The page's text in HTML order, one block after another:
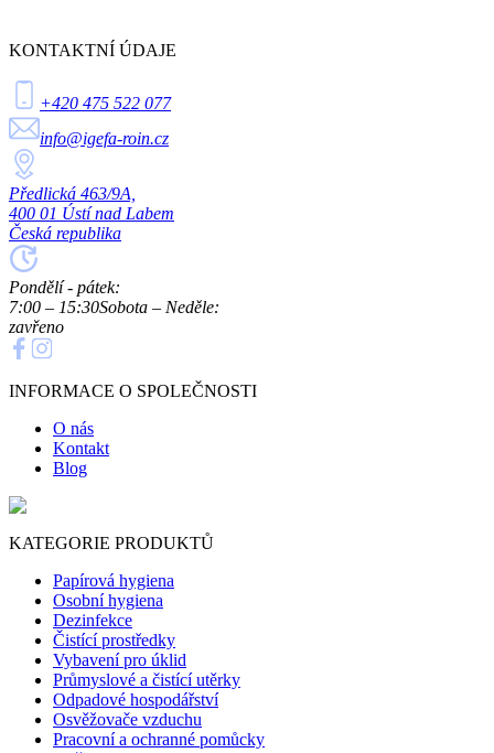
KONTAKTNÍ ÚDAJE
+420 475 522 077
info@igefa-roin.cz
Předlická 463/9A,
400 01 Ústí nad Labem
Česká republika
Pondělí - pátek:
7:00 – 15:30Sobota – Neděle:
zavřeno
INFORMACE O SPOLEČNOSTI
O nás
Kontakt
Blog
KATEGORIE PRODUKTŮ
Papírová hygiena
Osobní hygiena
Dezinfekce
Čistící prostředky
Vybavení pro úklid
Průmyslové a čistící utěrky
Odpadové hospodářství
Osvěžovače vzduchu
Pracovní a ochranné pomůcky